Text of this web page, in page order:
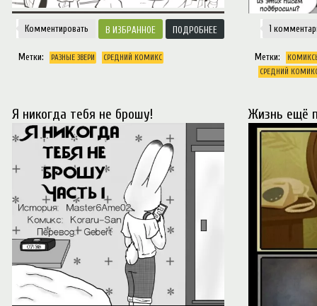
Комментировать ИЗБРАННОЕ ПОДРОБНЕЕ
Метки: РАЗНЫЕ ЗВЕРИ СРЕДНИЙ КОМИКС
1
Метки:
СРЕДНИЙ
Я никогда тебя не брошу! Жизнь ещё